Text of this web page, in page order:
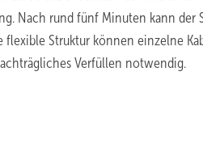
Nach rund fünf Minuten kann der
Struktur können einzelne
Verfüllen notwendig.